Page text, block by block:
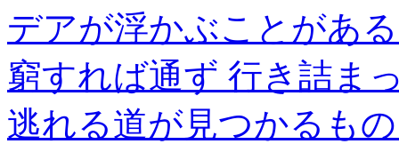
デアが浮かぶことがあ
窮すれば通ず 行き詰ま
逃れる道が見つかるも